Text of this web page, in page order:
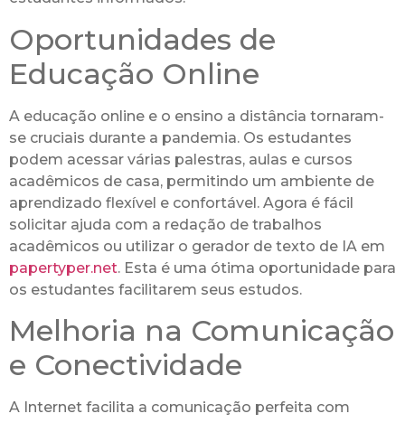
Oportunidades de
Educação Online
A educação online e o ensino a distância tornaram-
se cruciais durante a pandemia. Os estudantes
podem acessar várias palestras, aulas e cursos
acadêmicos de casa, permitindo um ambiente de
aprendizado flexível e confortável. Agora é fácil
solicitar ajuda com a redação de trabalhos
acadêmicos ou utilizar o gerador de texto de IA em
papertyper.net. Esta é uma ótima oportunidade para
os estudantes facilitarem seus estudos.
Melhoria na Comunicação
e Conectividade
A Internet facilita a comunicação perfeita com